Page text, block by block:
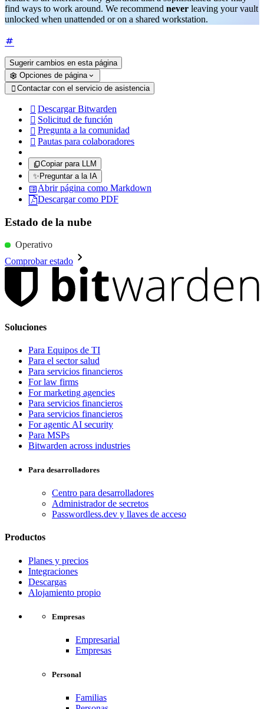
find ways to work around. We recommend never leaving your vault
unlocked when unattended or on a shared workstation.
Sugerir cambios en esta página
Opciones de página
 Contactar con el servicio de asistencia
 Descargar Bitwarden
 Solicitud de función
 Pregunta a la comunidad
 Pautas para colaboradores
Copiar para LLM
✨ Preguntar a la IA
Abrir página como Markdown
Descargar como PDF
Estado de la nube
Operativo
Comprobar estado
Soluciones
Para Equipos de TI
Para el sector salud
Para servicios financieros
For law firms
For marketing agencies
Para servicios financieros
Para servicios financieros
For agentic AI security
Para MSPs
Bitwarden across industries
Para desarrolladores
Centro para desarrolladores
Administrador de secretos
Passwordless.dev y llaves de acceso
Productos
Planes y precios
Integraciones
Descargas
Alojamiento propio
Empresas
Empresarial
Empresas
Personal
Familias